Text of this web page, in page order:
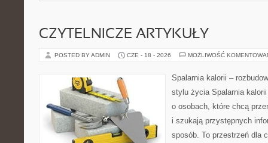
CZYTELNICZE ARTYKUŁY
POSTED BY ADMIN CZE - 18 - 2026 MOŻLIWOŚĆ
Spalarnia kalorii –
stylu życia Spalarnia
o osobach, które chcą
i szukają przystępnych
sposób. To przestrzeń dla